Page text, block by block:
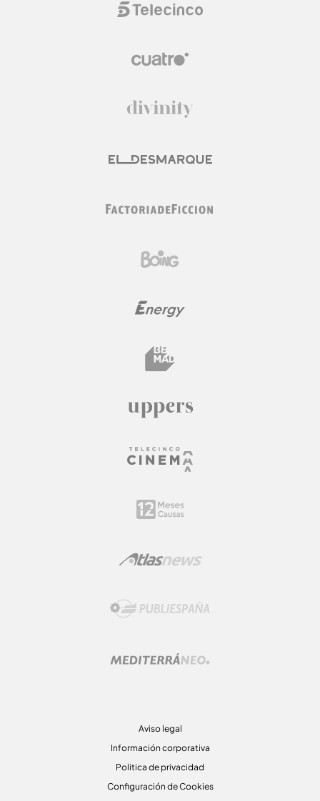
Aviso legal
Información corporativa
Politica de privacidad
Configuración de Cookies